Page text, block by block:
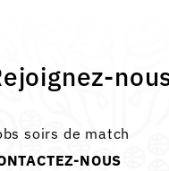
soirs de match
NOUS